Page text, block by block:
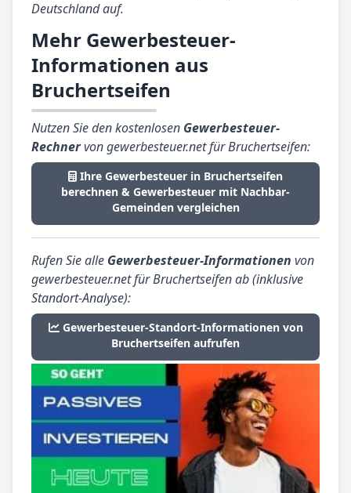
Deutschland auf.
Mehr Gewerbesteuer-
Informationen aus
Bruchertseifen
Nutzen Sie den kostenlosen Gewerbesteuer-
Rechnervon gewerbesteuer.net für Bruchertseifen:
Ihre Gewerbesteuer in Bruchertseifen
berechnen & Gewerbesteuer mit Nachbar-
Gemeinden vergleichen
Rufen Sie alle Gewerbesteuer-Informationen von
gewerbesteuer.net für Bruchertseifen ab (inklusive
Standort-Analyse):
Gewerbesteuer-Standort-Informationen von
Bruchertseifen aufrufen